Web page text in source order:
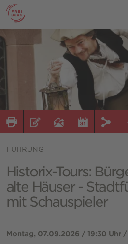
FÜHRUNG
Historix-Tours:
alte Häuser -
mit Schauspieler
Montag, 07.09.2026 / 19:30 Uhr /